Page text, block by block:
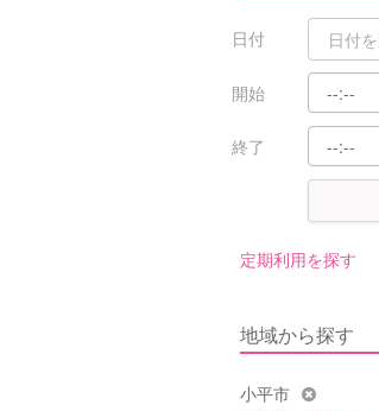
日付
開始
終了
定期利用を探す
地域から探す
小平市